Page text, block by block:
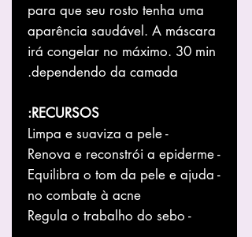
para que seu rosto tenha uma
aparência saudável. A máscara
irá congelar no máximo. 30 min
dependendo da camada.
RECURSOS:
- Limpa e suaviza a pele
- Renova e reconstrói a epiderme
- Equilibra o tom da pele e ajuda
no combate à acne
- Regula o trabalho do sebo